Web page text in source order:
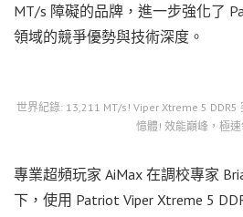
MT/s 障礙的品牌，進一步強化了
領域的競爭優勢與技術深度。
世界紀錄: 13,211 MT/s! Viper Xtreme 5
憶體! 效能巔峰，極速
專業超頻玩家 AiMax 在調校專家
下，使用 Patriot Viper Xtreme 5